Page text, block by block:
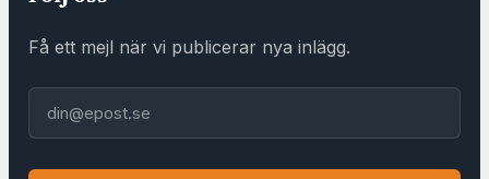
s
u
s
Få ett mejl när vi publicerar nya inlägg.